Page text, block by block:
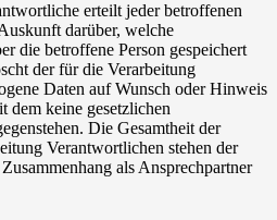
erteilt jeder betroffenen
darüber, welche
die betroffene Person gespeichert
der für die Verarbeitung
Daten auf Wunsch oder Hinweis
dem keine gesetzlichen
Die Gesamtheit der
Verantwortlichen stehen der
als Ansprechpartner